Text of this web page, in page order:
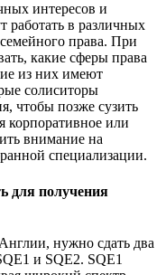
интересов и
в различных
права. При
какие сферы права
из них имеют
солиситоры
чтобы позже сузить
корпоративное или
внимание на
специализации.
для получения
нужно сдать два
и SQE2. SQE1